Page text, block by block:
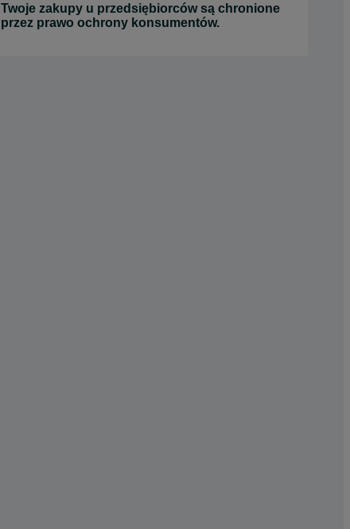
Twoje zakupy u przedsiębiorców są chronione
przez prawo ochrony konsumentów.